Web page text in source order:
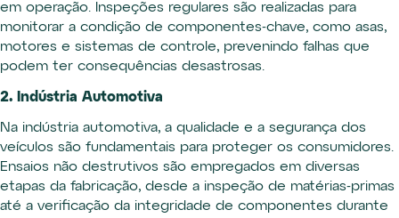
em operação. Inspeções regulares são realizadas para
monitorar a condição de componentes-chave, como asas,
motores e sistemas de controle, prevenindo falhas que
podem ter consequências desastrosas.
2. Indústria Automotiva
Na indústria automotiva, a qualidade e a segurança dos
veículos são fundamentais para proteger os consumidores.
Ensaios não destrutivos são empregados em diversas
etapas da fabricação, desde a inspeção de matérias-primas
até a verificação da integridade de componentes durante